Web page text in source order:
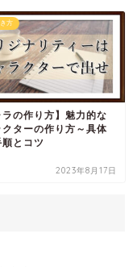
方
ラの作り方】魅力的な
クターの作り方～具体
とコツ
2023年8月17日